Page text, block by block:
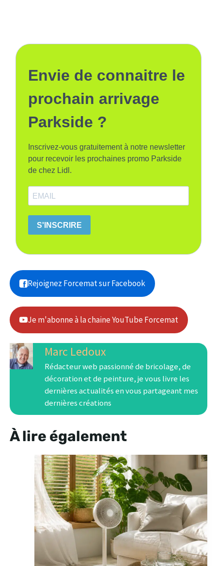
Envie de connaitre le
prochain arrivage
Parkside ?
Inscrivez-vous gratuitement à notre newsletter
pour recevoir les prochaines promo Parkside
de chez Lidl.
S'INSCRIRE
Rejoignez Forcemat sur Facebook
Je m'abonne à la chaine YouTube Forcemat
Marc Ledoux
Rédacteur web passionné de bricolage, de
décoration et de peinture, je vous livre les
dernières actualités en vous partageant mes
dernières créations
À lire également